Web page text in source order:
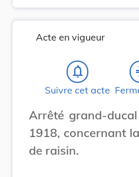
Acte en vigueur
notifications_none
Suivre cet acte
Arrêté grand-
1918, concernant
de raisin.